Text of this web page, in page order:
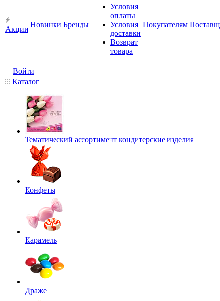
Акции
Новинки Бренды
Условия
оплаты
Условия
доставки
Возврат
товара
Покупателям
Войти
Каталог
Тематический ассортимент кондитерские изделия
Конфеты
Карамель
Драже